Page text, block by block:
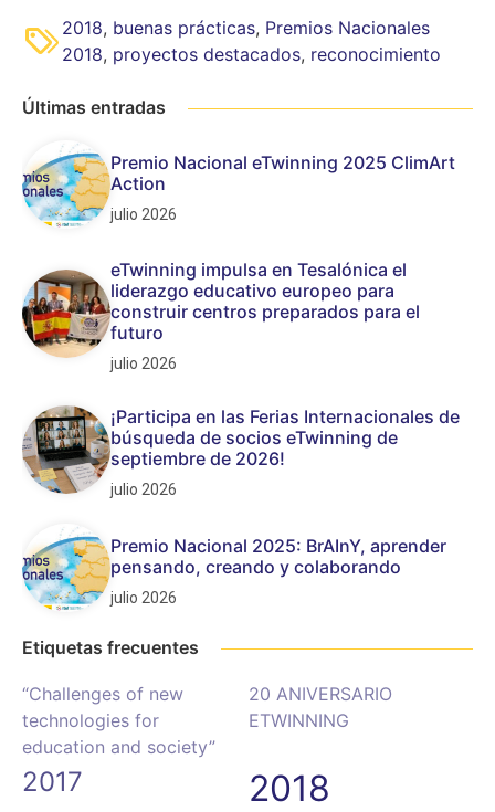
2018, buenas prácticas, Premios Nacionales
2018, proyectos destacados, reconocimiento
Últimas entradas
Premio Nacional eTwinning 2025 ClimArt
Action
julio 2026
eTwinning impulsa en Tesalónica el
liderazgo educativo europeo para
construir centros preparados para el
futuro
julio 2026
¡Participa en las Ferias Internacionales de
búsqueda de socios eTwinning de
septiembre de 2026!
julio 2026
Premio Nacional 2025: BrAInY, aprender
pensando, creando y colaborando
julio 2026
Etiquetas frecuentes
“Challenges of new
technologies for
education and society”
20 ANIVERSARIO
ETWINNING
2017
2018